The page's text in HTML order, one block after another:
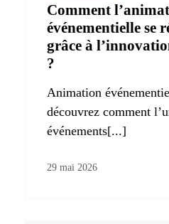
Comment
événementielle se
grâce à
?
Animation
découvrez comment
événements[...]
29 mai 2026